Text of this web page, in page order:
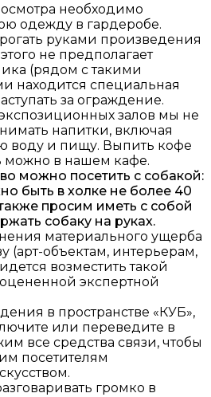
необходимо
одежду в гардеробе.
руками произведения
не предполагает
(рядом с такими
находится специальная
за ограждение.
залов мы не
напитки, включая
воду и пищу. Выпить кофе
можно в нашем кафе.
можно посетить с собакой:
быть в холке не более 40
просим иметь с собой
собаку на руках.
материального ущерба
(арт-объектам, интерьерам,
возместить такой
экспертной
в пространстве «КУБ»,
или переведите в
все средства связи, чтобы
посетителям
громко в